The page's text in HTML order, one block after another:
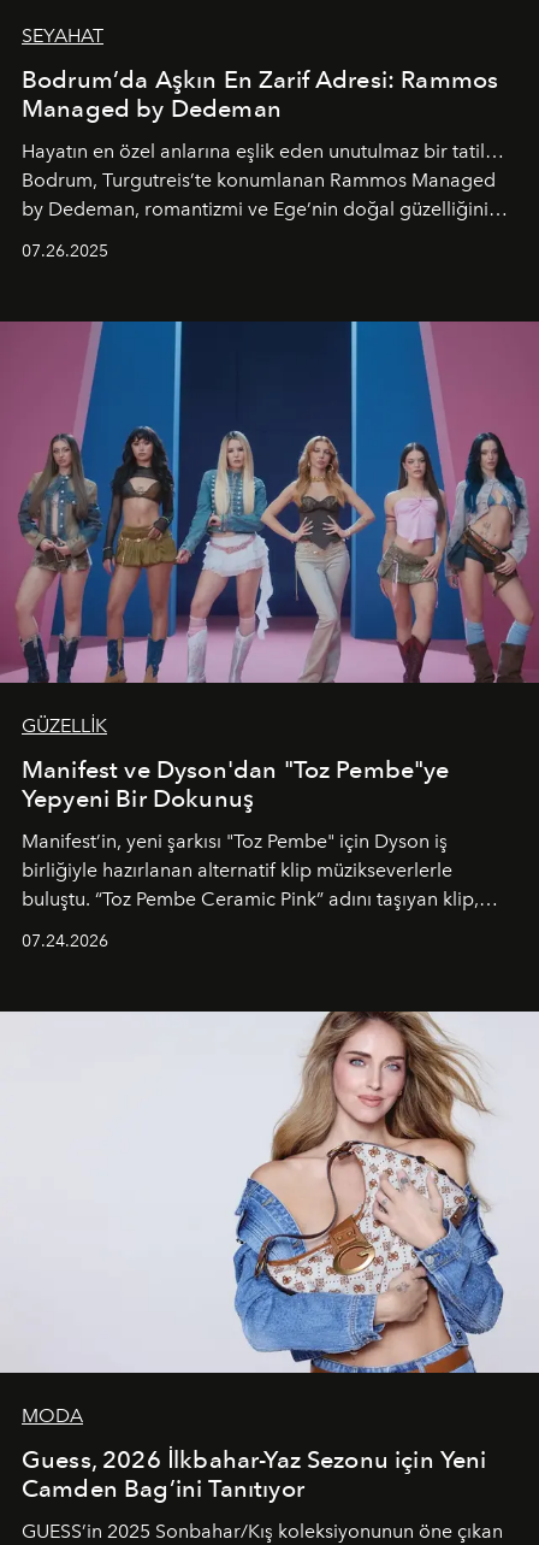
SEYAHAT
Bodrum’da Aşkın En Zarif Adresi: Rammos
Managed by Dedeman
Hayatın en özel anlarına eşlik eden unutulmaz bir tatil…
Bodrum, Turgutreis’te konumlanan Rammos Managed
by Dedeman, romantizmi ve Ege’nin doğal güzelliğini
07.26.2025
GÜZELLİK
Manifest ve Dyson'dan "Toz Pembe"ye
Yepyeni Bir Dokunuş
Manifest’in, yeni şarkısı "Toz Pembe" için Dyson iş
birliğiyle hazırlanan alternatif klip müzikseverlerle
buluştu. “Toz Pembe Ceramic Pink” adını taşıyan klip,
unsurlarından biri olarak öne çıkıyor.
07.24.2026
MODA
Guess, 2026 İlkbahar-Yaz Sezonu için Yeni
Camden Bag’ini Tanıtıyor
GUESS’in 2025 Sonbahar/Kış koleksiyonunun öne çıkan